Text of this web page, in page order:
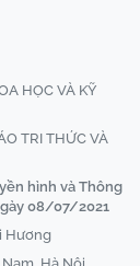
HỌC VÀ KỸ
TRI THỨC VÀ
hình và Thông
08/07/2021
Hương